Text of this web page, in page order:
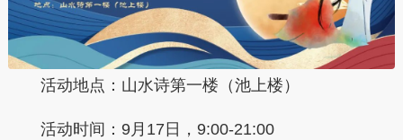
活动地点：山水诗第一楼（池上楼）
活动时间：9月17日，9:00-21:00